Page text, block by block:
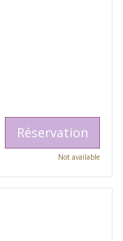
Réservation
Not available